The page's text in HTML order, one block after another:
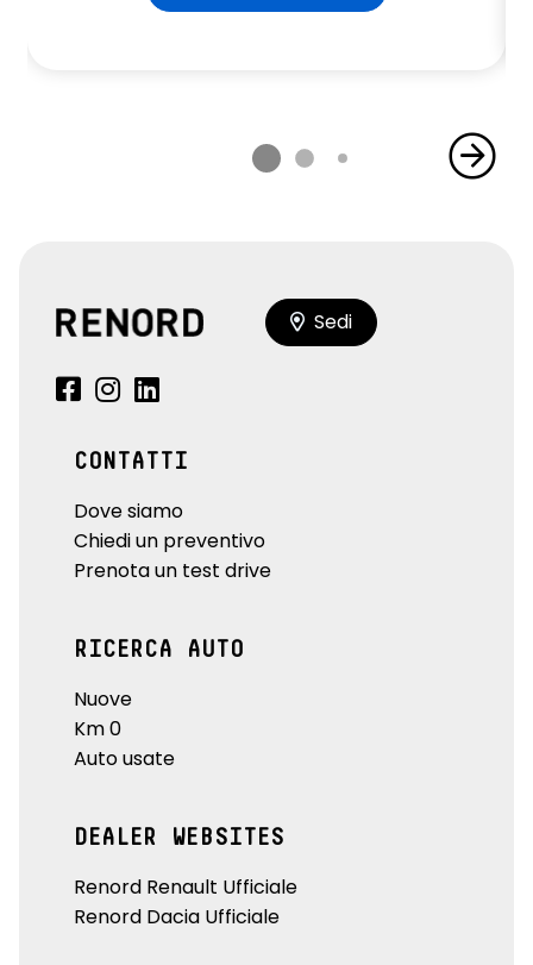
Sedi
CONTATTI
Dove siamo
Chiedi un preventivo
Prenota un test drive
RICERCA AUTO
Nuove
Km 0
Auto usate
DEALER WEBSITES
Renord Renault Ufficiale
Renord Dacia Ufficiale